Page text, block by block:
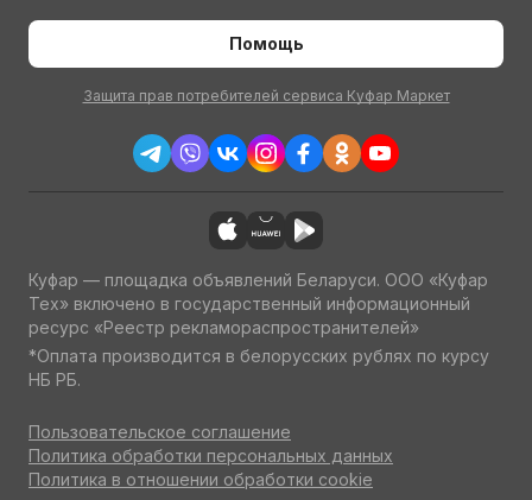
Помощь
Защита прав потребителей сервиса Куфар Маркет
Куфар — площадка объявлений Беларуси. ООО «Куфар
Тех» включено в государственный информационный
ресурс «Реестр рекламораспространителей»
*Оплата производится в белорусских рублях по курсу
НБ РБ.
Пользовательское соглашение
Политика обработки персональных данных
Политика в отношении обработки cookie